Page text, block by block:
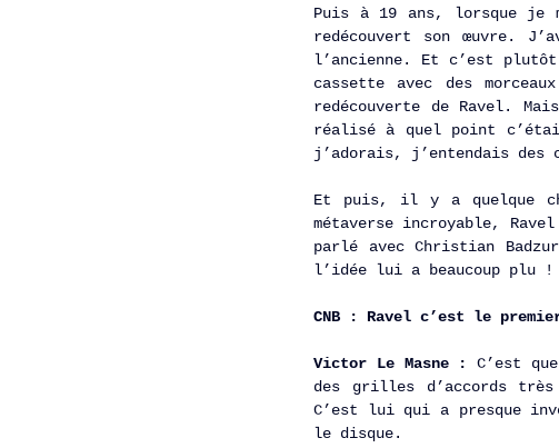
Puis à 19 ans, lorsque
redécouvert son œuvre.
l’ancienne. Et c’est plutôt
cassette avec des
redécouverte de Ravel.
réalisé à quel point
j’adorais, j’entendais
Et puis, il y a quelque
métaverse incroyable, Ravel
parlé avec Christian
l’idée lui a beaucoup plu !
CNB : Ravel c’est le
Victor Le Masne : C’est
des grilles d’accords
C’est lui qui a presque
le disque.